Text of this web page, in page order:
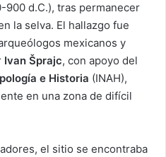
900 d.C.), tras permanecer
la selva. El hallazgo fue
mexicanos y
Ivan Šprajc, con apoyo del
e Historia (INAH),
en una zona de difícil
el sitio se encontraba